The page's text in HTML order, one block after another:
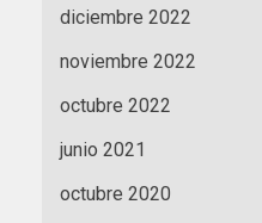
diciembre 2022
noviembre 2022
octubre 2022
junio 2021
octubre 2020